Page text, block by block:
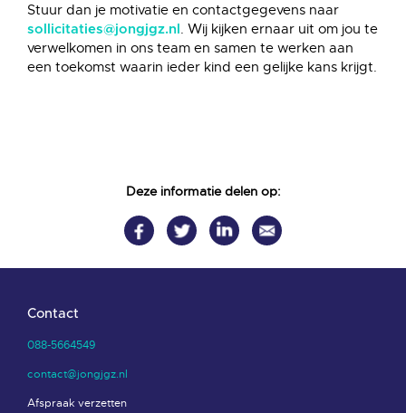
Stuur dan je motivatie en contactgegevens naar
sollicitaties@jongjgz.nl . Wij kijken ernaar uit om jou te
verwelkomen in ons team en samen te werken aan
een toekomst waarin ieder kind een gelijke kans krijgt.
Deze informatie delen op:
Contact
088-5664549
contact@jongjgz.nl
Afspraak verzetten